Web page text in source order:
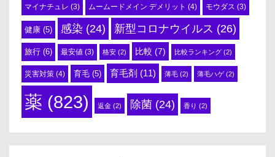
マイナチュレ (3) ムームードメイン デメリット (4) モウダス (3)
健康 (5) 感染 (24) 新型コロナウイルス (26)
旅行 (6) 最安値 (3) 格安 (2) 比較 (7) 比較ランキング (2)
災害対策 (4) 育毛 (5) 育毛剤 (11) 薄毛 (2) 薄毛ハゲ(2)
薬 (823) 返金 (2) 除菌 (24) 香り (2)